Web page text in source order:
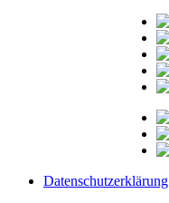
Datenschutzerklärung